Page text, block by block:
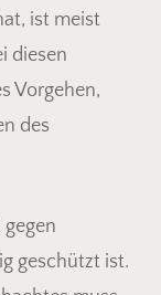
ist meist
diesen
Vorgehen,
des
geschützt ist.